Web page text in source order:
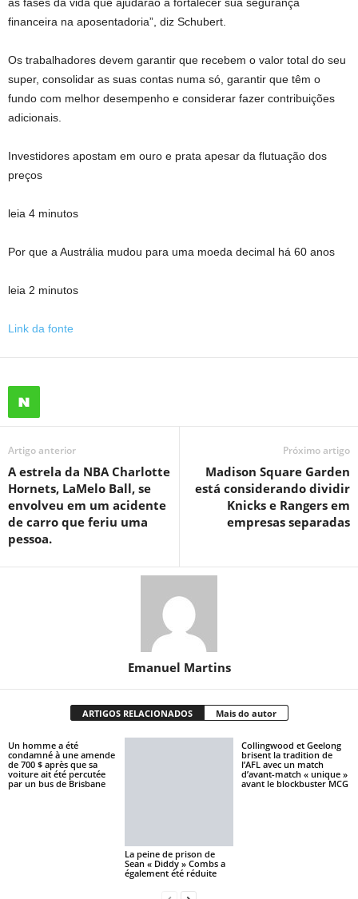
financeira na aposentadoria”, diz Schubert.
Os trabalhadores devem garantir que recebem o valor total do seu
super, consolidar as suas contas numa só, garantir que têm o
fundo com melhor desempenho e considerar fazer contribuições
adicionais.
Investidores apostam em ouro e prata apesar da flutuação dos
preços
leia 4 minutos
Por que a Austrália mudou para uma moeda decimal há 60 anos
leia 2 minutos
Link da fonte
Artigo anterior
A estrela da NBA Charlotte
Hornets, LaMelo Ball, se
envolveu em um acidente
de carro que feriu uma
pessoa.
Próximo artigo
Madison Square Garden
está considerando dividir
Knicks e Rangers em
empresas separadas
Emanuel Martins
ARTIGOS RELACIONADOS Mais do autor
Un homme a été
condamné à une amende
de 700 $ après que sa
voiture ait été percutée
par un bus de Brisbane
La peine de prison de
Sean « Diddy » Combs a
également été réduite
Collingwood et Geelong
brisent la tradition de
l’AFL avec un match
d’avant-match « unique »
avant le blockbuster MCG